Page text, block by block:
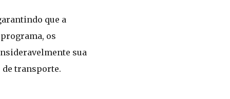
que a
os
sua
de transporte.